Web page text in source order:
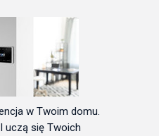
w Twoim domu.
uczą się Twoich